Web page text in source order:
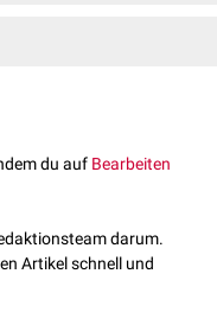
Gestaltung tritt der
du auf Bearbeiten
darum.
Artikel schnell und